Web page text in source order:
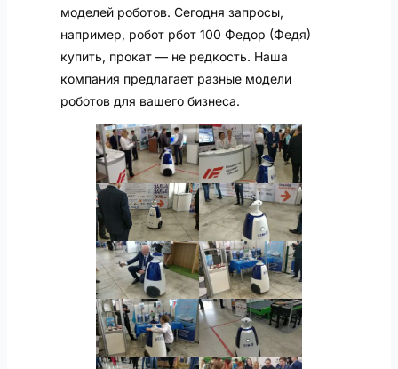
моделей роботов. Сегодня запросы,
например, робот рбот 100 Федор (Федя)
купить, прокат — не редкость. Наша
компания предлагает разные модели
роботов для вашего бизнеса.